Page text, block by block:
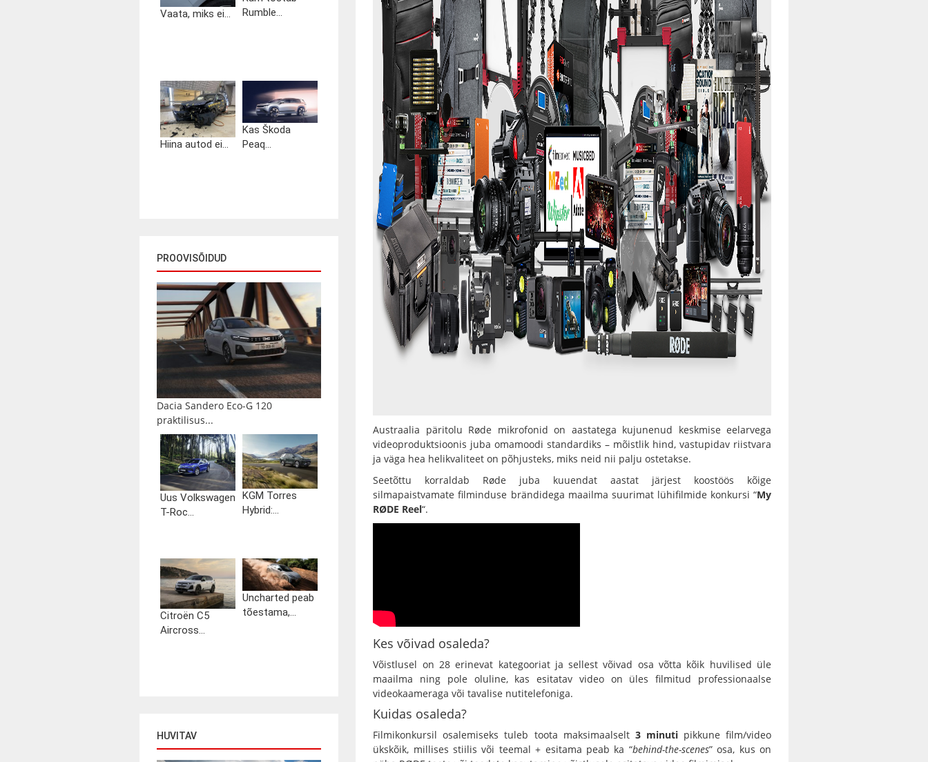
Vaata, miks ei...
Rumble...
Hiina autod ei...
Kas Škoda
Peaq...
PROOVISÕIDUD
Dacia Sandero Eco-G 120
praktilisus...
Uus Volkswagen
T-Roc...
KGM Torres
Hybrid:...
Citroën C5
Aircross...
Uncharted peab
tõestama,...
HUVITAV
Austraalia päritolu Røde mikrofonid on aastatega kujunenud keskmise eelarvega
videoproduktsioonis juba omamoodi standardiks – mõistlik hind, vastupidav riistvara
ja väga hea helikvaliteet on põhjusteks, miks neid nii palju ostetakse.
Seetõttu korraldab Røde juba kuuendat aastat järjest koostöös kõige
silmapaistvamate filminduse brändidega maailma suurimat lühifilmide konkursi “My
RØDE Reel“.
Kes võivad osaleda?
Võistlusel on 28 erinevat kategooriat ja sellest võivad osa võtta kõik huvilised üle
maailma ning pole oluline, kas esitatav video on üles filmitud professionaalse
videokaameraga või tavalise nutitelefoniga.
Kuidas osaleda?
Filmikonkursil osalemiseks tuleb toota maksimaalselt 3 minutipikkune film/video
ükskõik, millises stiilis või teemal + esitama peab ka “behind-the-scenes” osa, kus on